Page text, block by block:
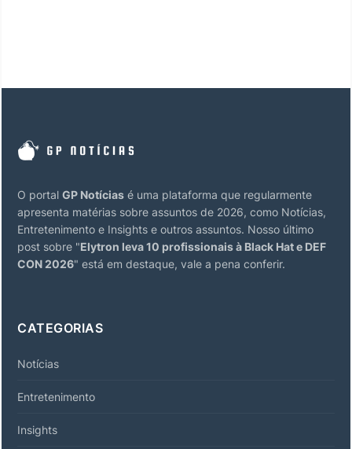
O portal GP Notícias é uma plataforma que regularmente
apresenta matérias sobre assuntos de 2026, como Notícias,
Entretenimento e Insights e outros assuntos. Nosso último
post sobre "Elytron leva 10 profissionais à Black Hat e DEF
CON 2026" está em destaque, vale a pena conferir.
CATEGORIAS
Notícias
Entretenimento
Insights